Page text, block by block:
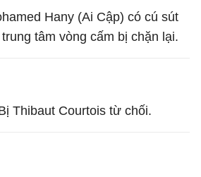
Hany (Ai Cập) có cú sút
tâm vòng cấm bị chặn lại.
Thibaut Courtois từ chối.